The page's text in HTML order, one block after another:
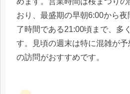
おり、最盛期の早朝6:00から
了時間である21:00頃まで、多
す。見頃の週末は特に混雑が
の訪問がおすすめです。